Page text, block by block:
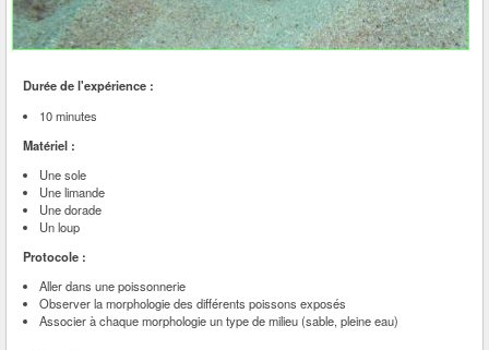
Durée de l'expérience :
10 minutes
Matériel :
Une sole
Une limande
Une dorade
Un loup
Protocole :
Aller dans une poissonnerie
Observer la morphologie des différents poissons exposés
Associer à chaque morphologie un type de milieu (sable, pleine eau)